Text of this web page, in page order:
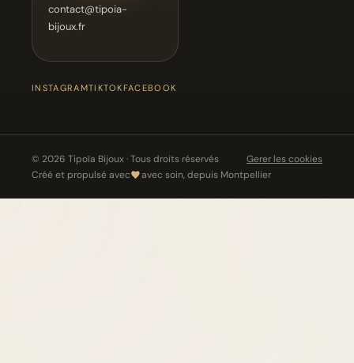
contact@tipoia-
bijoux.fr
INSTAGRAMTIKTOKFACEBOOK
© 2026 Tipoïa Bijoux · Tous droits réservés
Gerer les cookies
Créé et propulsé avec
avec soin, depuis Montpellier